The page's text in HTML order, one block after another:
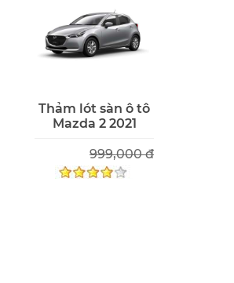
Thảm lót sàn ô tô
Mazda 2 2021
999,000 đ